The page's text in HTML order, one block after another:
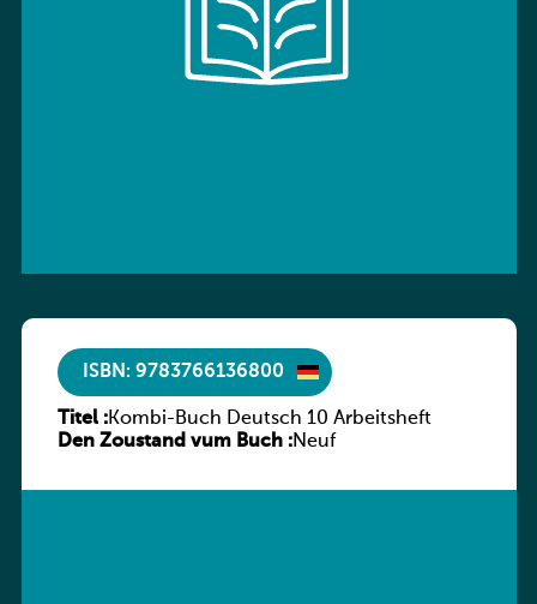
ISBN: 9783766136800
Titel :Kombi-Buch Deutsch 10 Arbeitsheft
Den Zoustand vum Buch :Neuf